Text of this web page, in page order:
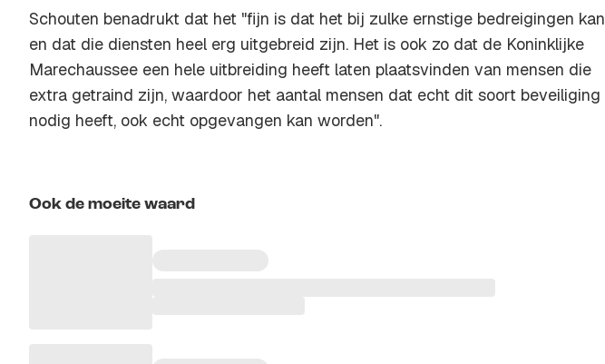
Schouten benadrukt dat het "fijn is dat het bij zulke ernstige bedreigingen kan
en dat die diensten heel erg uitgebreid zijn. Het is ook zo dat de Koninklijke
Marechaussee een hele uitbreiding heeft laten plaatsvinden van mensen die
extra getraind zijn, waardoor het aantal mensen dat echt dit soort beveiliging
nodig heeft, ook echt opgevangen kan worden".
Ook de moeite waard